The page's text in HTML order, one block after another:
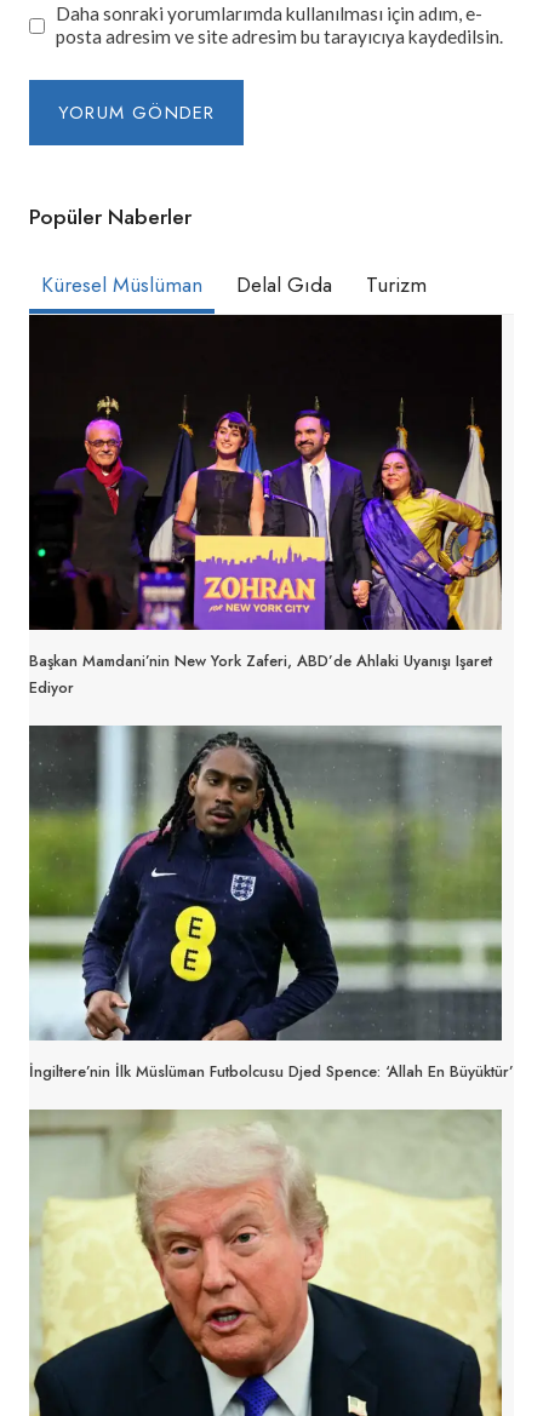
Daha sonraki yorumlarımda kullanılması için adım, e-
posta adresim ve site adresim bu tarayıcıya kaydedilsin.
Popüler Naberler
Küresel Müslüman Delal Gıda Turizm
Başkan Mamdani’nin New York Zaferi, ABD’de Ahlaki Uyanışı Işaret
Ediyor
İngiltere’nin İlk Müslüman Futbolcusu Djed Spence: ‘Allah En Büyüktür’